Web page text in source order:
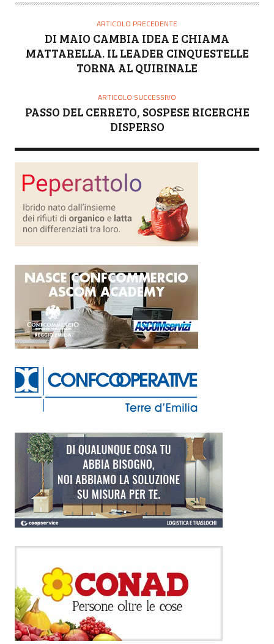
ARTICOLO PRECEDENTE
DI MAIO CAMBIA IDEA E CHIAMA
MATTARELLA. IL LEADER CINQUESTELLE
TORNA AL QUIRINALE
ARTICOLO SUCCESSIVO
PASSO DEL CERRETO, SOSPESE RICERCHE
DISPERSO